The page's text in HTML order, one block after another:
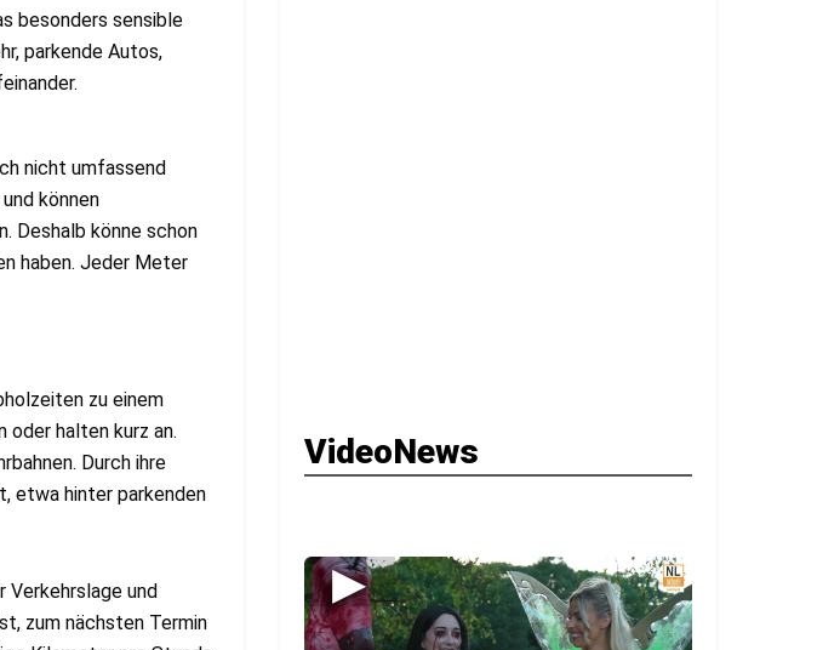
besonders sensible
parkende Autos,
nicht umfassend
können
Deshalb könne schon
haben. Jeder Meter
zu einem
oder halten kurz an.
Durch ihre
etwa hinter parkenden
Verkehrslage und
zum nächsten Termin
VideoNews
▶